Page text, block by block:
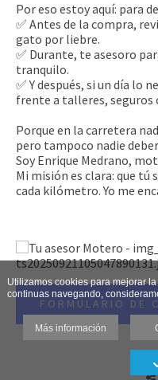
Por eso estoy aquí: para
✅ Antes de la compra,
gato por liebre.
✅ Durante, te asesoro
tranquilo.
✅ Y después, si un día lo
frente a talleres, seguros
Porque en la carretera
pero tampoco nadie
Soy Enrique Medrano,
Mi misión es clara: que
cada kilómetro. Yo me
FORMULARIO DE
Utilizamos cookies para mejorar
continuas navegando,
Más información